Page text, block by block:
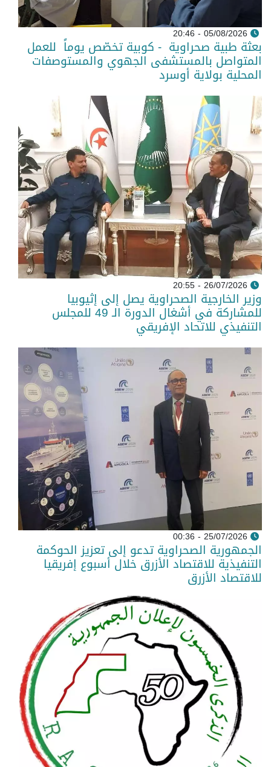
05/08/2026 - 20:46
بعثة طبية صحراوية - كوبية تخصّص يوماً للعمل
المتواصل بالمستشفى الجهوي والمستوصفات
المحلية بولاية أوسرد
26/07/2026 - 20:55
وزير الخارجية الصحراوية يصل إلى إثيوبيا
للمشاركة في أشغال الدورة الـ 49 للمجلس
التنفيذي للاتحاد الإفريقي
25/07/2026 - 00:36
الجمهورية الصحراوية تدعو إلى تعزيز الحوكمة
التنفيذية للاقتصاد الأزرق خلال أسبوع إفريقيا
للاقتصاد الأزرق